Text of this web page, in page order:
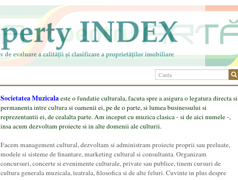
Societatea Muzicalaeste o fundatie culturala, facuta spre a asigura o legatura directa si
permanenta intre cultura si oamenii ei, pe de o parte, si lumea businessului si
reprezentantii ei, de cealalta parte. Am inceput cu muzica clasica - si de aici numele -,
insa acum dezvoltam proiecte si in alte domenii ale culturii.
Facem management cultural, dezvoltam si administram proiecte proprii sau preluate,
modele si sisteme de finantare, marketing cultural si consultanta. Organizam
concursuri, concerte si evenimente culturale, private sau publice, tinem cursuri de
cultura generala muzicala, teatrala, filosofica si de alte feluri. Cuvinte in plus despre